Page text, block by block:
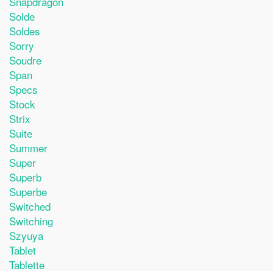
Solde
Soldes
Sorry
Soudre
Span
Specs
Stock
Strix
Suite
Summer
Super
Superb
Superbe
Switched
Switching
Szyuya
Tablet
Tablette